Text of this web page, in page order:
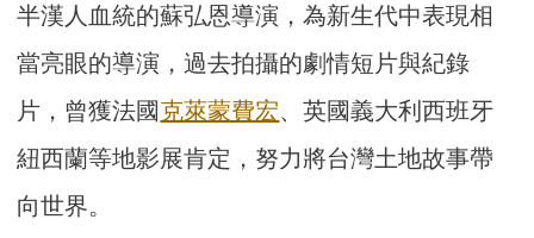
半漢人血統的蘇弘恩導演，為新生代中表現相
當亮眼的導演，過去拍攝的劇情短片與紀錄
片，曾獲法國克萊蒙費宏、英國義大利西班牙
紐西蘭等地影展肯定，努力將台灣土地故事帶
向世界。